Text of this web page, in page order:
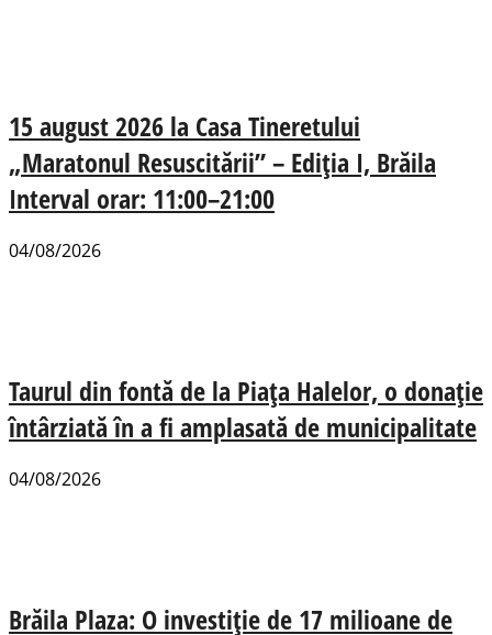
15 august 2026 la Casa Tineretului
„Maratonul Resuscitării” – Ediția I, Brăila
Interval orar: 11:00–21:00
04/08/2026
Taurul din fontă de la Piața Halelor, o donație
întârziată în a fi amplasată de municipalitate
04/08/2026
Brăila Plaza: O investiție de 17 milioane de